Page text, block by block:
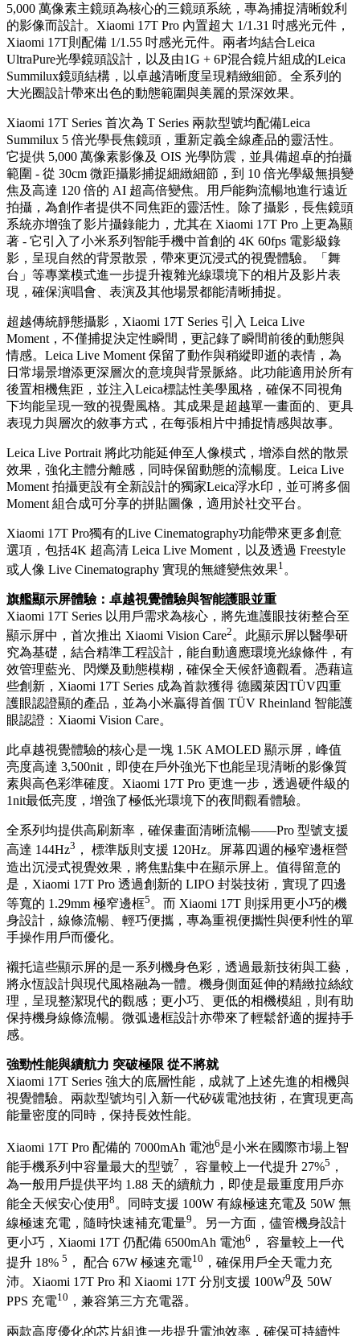
5,000 萬像素主鏡頭為核心的三鏡頭系統，專為捕捉清晰銳利
的影像而設計。Xiaomi 17T Pro 內置超大 1/1.31 吋感光元件，
Xiaomi 17T則配備 1/1.55 吋感光元件。兩者均結合Leica
UltraPure光學鏡頭設計，以及由1G + 6P混合鏡片組成的Leica
Summilux鏡頭結構，以卓越清晰度呈現精緻細節。全系列的
大光圈設計帶來出色的動態範圍與美麗的景深效果。
Xiaomi 17T Series 首次為 T Series 兩款型號均配備Leica
Summilux 5 倍光學長焦鏡頭，重新定義全線產品的靈活性。
它提供 5,000 萬像素影像及 OIS 光學防震，並具備超卓的拍攝
範圍 - 從 30cm 微距攝影捕捉細緻細節，到 10 倍光學級無損變
焦及高達 120 倍的 AI 超高倍變焦。用戶能夠流暢地進行遠近
拍攝，為創作者提供不同焦距的靈活性。除了攝影，長焦鏡頭
系統亦增強了影片攝錄能力，尤其在 Xiaomi 17T Pro 上更為顯
著 - 它引入了小米系列智能手機中首創的 4K 60fps 電影級錄
影，呈現自然的背景散景，帶來更沉浸式的視覺體驗。「舞
台」等專業模式進一步提升複雜光線環境下的相片及影片表
現，確保演唱會、表演及其他場景都能清晰捕捉。
超越傳統靜態攝影，Xiaomi 17T Series 引入 Leica Live
Moment，不僅捕捉決定性瞬間，更記錄了瞬間前後的動態與
情感。Leica Live Moment 保留了動作與稍縱即逝的表情，為
日常場景增添更深層次的意境與背景脈絡。此功能適用於所有
後置相機焦距，並注入Leica標誌性美學風格，確保不同視角
下均能呈現一致的視覺風格。其成果是超越單一畫面的、更具
表現力與層次的敘事方式，在每張相片中捕捉情感與故事。
Leica Live Portrait 將此功能延伸至人像模式，增添自然的散景
效果，強化主體分離感，同時保留動態的流暢度。Leica Live
Moment 拍攝更設有全新設計的獨家Leica浮水印，並可將多個
Moment 組合成可分享的拼貼圖像，適用於社交平台。
Xiaomi 17T Pro獨有的Live Cinematography功能帶來更多創意
選項，包括4K 超高清 Leica Live Moment，以及透過 Freestyle
或人像 Live Cinematography 實現的無縫變焦效果1 。
旗艦顯示屏體驗：卓越視覺體驗與智能護眼並重
Xiaomi 17T Series 以用戶需求為核心，將先進護眼技術整合至
顯示屏中，首次推出 Xiaomi Vision Care2 。此顯示屏以醫學研
究為基礎，結合精準工程設計，能自動適應環境光線條件，有
效管理藍光、閃爍及動態模糊，確保全天候舒適觀看。憑藉這
些創新，Xiaomi 17T Series 成為首款獲得 德國萊因TÜV四重
護眼認證顯的產品，並為小米贏得首個 TÜV Rheinland 智能護
眼認證：Xiaomi Vision Care。
此卓越視覺體驗的核心是一塊 1.5K AMOLED 顯示屏，峰值
亮度高達 3,500nit，即使在戶外強光下也能呈現清晰的影像質
素與高色彩準確度。Xiaomi 17T Pro 更進一步，透過硬件級的
1nit最低亮度，增強了極低光環境下的夜間觀看體驗。
全系列均提供高刷新率，確保畫面清晰流暢——Pro 型號支援
高達 144Hz3 ， 標準版則支援 120Hz。屏幕四週的極窄邊框營
造出沉浸式視覺效果，將焦點集中在顯示屏上。值得留意的
是，Xiaomi 17T Pro 透過創新的 LIPO 封裝技術，實現了四邊
等寬的 1.29mm 極窄邊框5 。而 Xiaomi 17T 則採用更小巧的機
身設計，線條流暢、輕巧便攜，專為重視便攜性與便利性的單
手操作用戶而優化。
襯托這些顯示屏的是一系列機身色彩，透過最新技術與工藝，
將永恆設計與現代風格融為一體。機身側面延伸的精緻拉絲紋
理，呈現整潔現代的觀感；更小巧、更低的相機模組，則有助
保持機身線條流暢。微弧邊框設計亦帶來了輕鬆舒適的握持手
感。
強勁性能與續航力 突破極限 從不將就
Xiaomi 17T Series 強大的底層性能，成就了上述先進的相機與
視覺體驗。兩款型號均引入新一代矽碳電池技術，在實現更高
能量密度的同時，保持長效性能。
Xiaomi 17T Pro 配備的 7000mAh 電池6是小米在國際市場上智
能手機系列中容量最大的型號7 ， 容量較上一代提升 27%5 ，
為一般用戶提供平均 1.88 天的續航力，即使是最重度用戶亦
能全天候安心使用 8 。同時支援 100W 有線極速充電及 50W 無
線極速充電，隨時快速補充電量9 。另一方面，儘管機身設計
更小巧，Xiaomi 17T 仍配備 6500mAh 電池6 ， 容量較上一代
提升 18% 5 ， 配合 67W 極速充電10 ，確保用戶全天電力充
沛。Xiaomi 17T Pro 和 Xiaomi 17T 分別支援 100W9 及 50W
PPS 充電10 ，兼容第三方充電器。
兩款高度優化的芯片組進一步提升電池效率，確保可持續性